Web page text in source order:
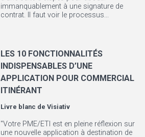
immanquablement à une signature de
contrat. Il faut voir le processus...
LES 10 FONCTIONNALITÉS
INDISPENSABLES D’UNE
APPLICATION POUR COMMERCIAL
ITINÉRANT
Livre blanc deVisiativ
"Votre PME/ETI est en pleine réflexion sur
une nouvelle application à destination de